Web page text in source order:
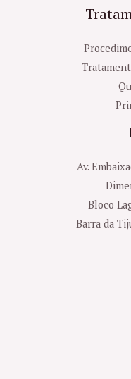
Av.
Bloco
Barra da